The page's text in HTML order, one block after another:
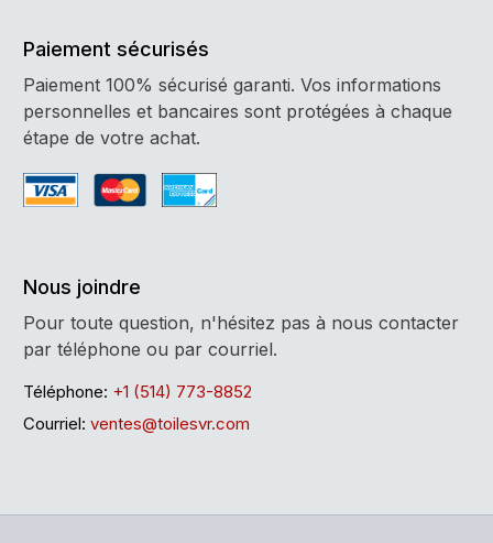
Paiement sécurisés
Paiement 100% sécurisé garanti. Vos informations
personnelles et bancaires sont protégées à chaque
étape de votre achat.
Nous joindre
Pour toute question, n'hésitez pas à nous contacter
par téléphone ou par courriel.
Téléphone: +1 (514) 773-8852
Courriel: ventes@toilesvr.com